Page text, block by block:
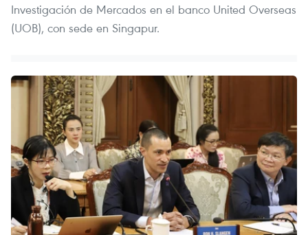
Investigación de Mercados en el banco United Overseas
(UOB), con sede en Singapur.